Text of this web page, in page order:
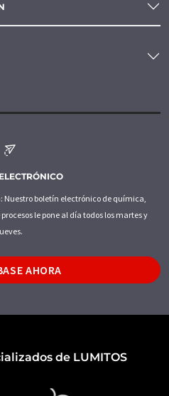
Nuestro boletín electrónico de química,
le pone al día todos los martes y
AHORA
de LUMITOS